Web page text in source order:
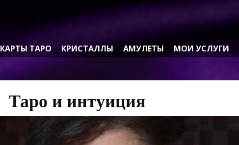
КАРТЫ ТАРО КРИСТАЛЛЫ АМУЛЕТЫ МОИ УСЛУГИ
Таро и интуиция